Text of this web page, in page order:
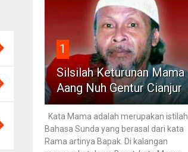
1
Silsilah Keturunan Mama
Aang Nuh Gentur Cianjur
Kata Mama adalah merupakan istilah
Bahasa Sunda yang berasal dari kata
Rama artinya Bapak. Di kalangan